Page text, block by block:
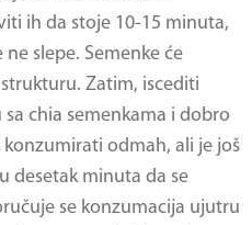
ih da stoje 10-15 minuta,
slepe. Semenke će
Zatim, iscediti
chia semenkama i dobro
odmah, ali je još
desetak minuta da se
se konzumacija ujutru